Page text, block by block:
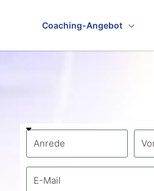
Coaching-Angebot